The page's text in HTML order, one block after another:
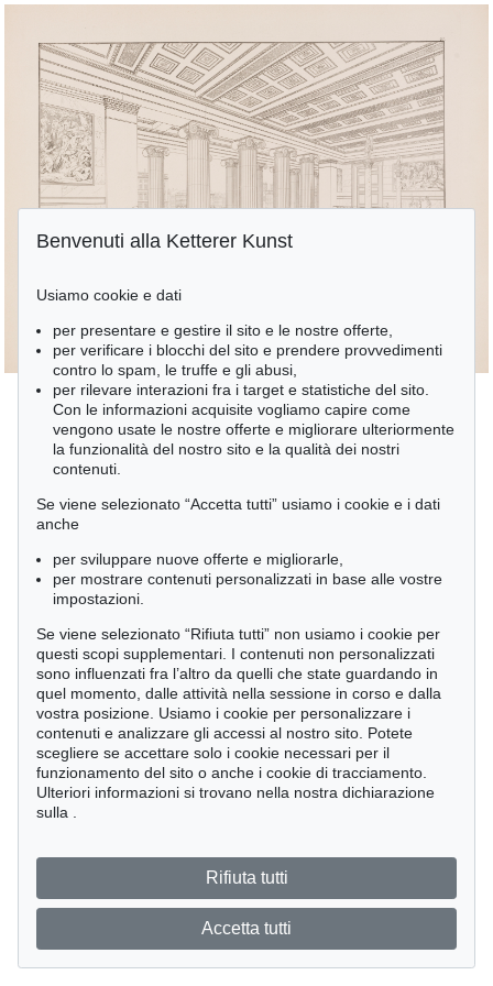
Benvenuti alla Ketterer Kunst
Usiamo cookie e dati
per presentare e gestire il sito e le nostre offerte,
per verificare i blocchi del sito e prendere provvedimenti
contro lo spam, le truffe e gli abusi,
per rilevare interazioni fra i target e statistiche del sito.
Con le informazioni acquisite vogliamo capire come
vengono usate le nostre offerte e migliorare ulteriormente
la funzionalità del nostro sito e la qualità dei nostri
contenuti.
Se viene selezionato “Accetta tutti” usiamo i cookie e i dati
anche
per sviluppare nuove offerte e migliorarle,
per mostrare contenuti personalizzati in base alle vostre
impostazioni.
Se viene selezionato “Rifiuta tutti” non usiamo i cookie per
questi scopi supplementari. I contenuti non personalizzati
sono influenzati fra l’altro da quelli che state guardando in
quel momento, dalle attività nella sessione in corso e dalla
vostra posizione. Usiamo i cookie per personalizzare i
contenuti e analizzare gli accessi al nostro sito. Potete
scegliere se accettare solo i cookie necessari per il
funzionamento del sito o anche i cookie di tracciamento.
Ulteriori informazioni si trovano nella nostra dichiarazione
sulla
Rifiuta tutti
Accetta tutti